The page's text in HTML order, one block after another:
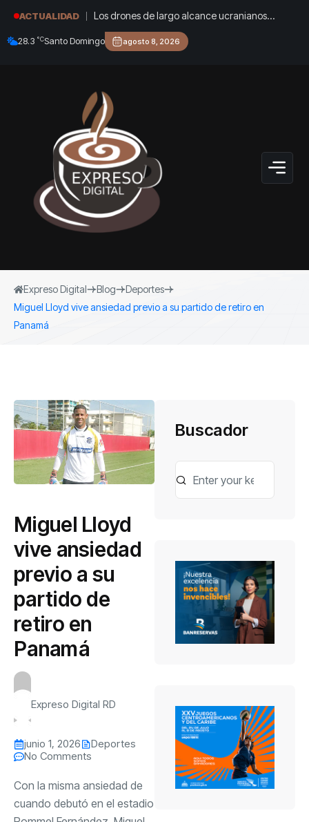
ACTUALIDAD
Los drones de largo alcance ucranianos
llegaron a los Urales para bombardear otro
almacén de Wildberries en Rusia
28.3 °CSanto Domingo agosto 8, 2026
Expreso Digital Blog
Deportes
Miguel Lloyd vive ansiedad previo a su partido de retiro en
Panamá
Miguel Lloyd
vive ansiedad
previo a su
partido de
retiro en
Panamá
Expreso Digital RD
junio 1, 2026
Deportes
No Comments
Con la misma ansiedad de
cuando debutó en el estadio
Buscador